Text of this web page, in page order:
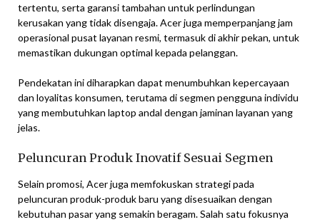
tertentu, serta garansi tambahan untuk perlindungan
kerusakan yang tidak disengaja. Acer juga memperpanjang jam
operasional pusat layanan resmi, termasuk di akhir pekan, untuk
memastikan dukungan optimal kepada pelanggan.
Pendekatan ini diharapkan dapat menumbuhkan kepercayaan
dan loyalitas konsumen, terutama di segmen pengguna individu
yang membutuhkan laptop andal dengan jaminan layanan yang
jelas.
Peluncuran Produk Inovatif Sesuai Segmen
Selain promosi, Acer juga memfokuskan strategi pada
peluncuran produk-produk baru yang disesuaikan dengan
kebutuhan pasar yang semakin beragam. Salah satu fokusnya